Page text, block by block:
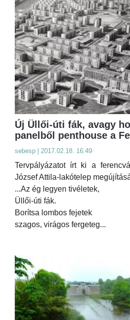
Új Üllői-úti fák, avagy
panelből penthouse a
sebesp | 2017.02.18. 16:49
Tervpályázatot írt ki a
József Attila-lakótelep
...Az ég legyen tivéletek,
Üllői-úti fák.
Borítsa lombos fejetek
szagos, virágos fergeteg...